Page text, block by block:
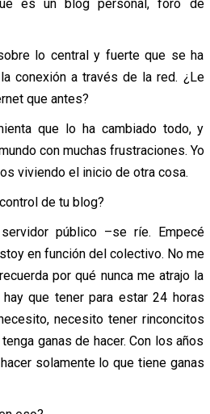
es un blog personal, foro de
lo central y fuerte que se ha
conexión a través de la red. ¿Le
que antes?
que lo ha cambiado todo, y
con muchas frustraciones. Yo
viviendo el inicio de otra cosa.
de tu blog?
público –se ríe. Empecé
en función del colectivo. No me
por qué nunca me atrajo la
que tener para estar 24 horas
necesito tener rinconcitos
ganas de hacer. Con los años
solamente lo que tiene ganas